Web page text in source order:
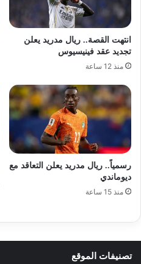
انتهت القصة.. ريال مدريد يعلن
تجديد عقد فينيسيوس
منذ 12 ساعة
رسمياً.. ريال مدريد يعلن التعاقد مع
ديوماندي
منذ 15 ساعة
تصنيفات الموقع